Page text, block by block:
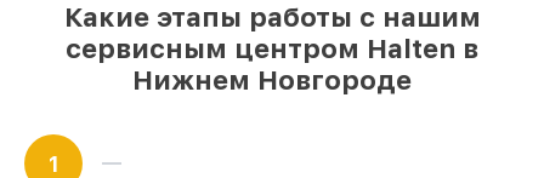
Какие этапы работы с нашим
сервисным центром Halten в
Нижнем Новгороде
1